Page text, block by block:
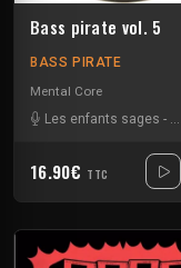
Bass pirate vol. 5
BASS PIRATE
Mental Core
Les enfants sages -
16.90€ TTC